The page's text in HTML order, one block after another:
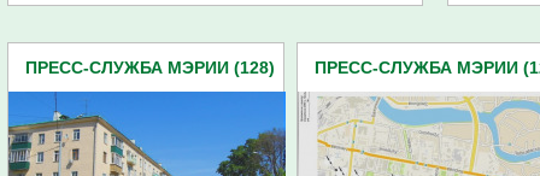
ПРЕСС-СЛУЖБА МЭРИИ (128) ПРЕСС-СЛУЖБА МЭРИИ